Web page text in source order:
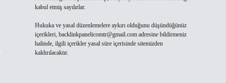
kabul etmiş sayılırlar.
Hukuka ve yasal düzenlemelere aykırı olduğunu düşündüğünüz
içerikleri, backlinkpanelicomtr@gmail.comadresine bildirmeniz
halinde, ilgili içerikler yasal süre içerisinde sitemizden
kaldırılacaktır.